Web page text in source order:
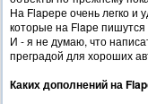
На Flapере очень легко и
которые на Flapе пишутся
И - я не думаю, что
преградой для хороших
Каких дополнений на